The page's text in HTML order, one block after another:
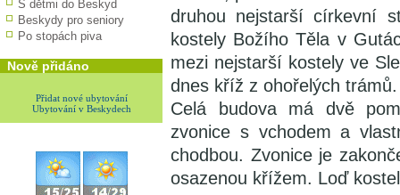
S dětmi do Beskyd
Beskydy pro seniory
Po stopách piva
Nově přidáno
Přidat nové ubytování
Ubytování v Beskydech
druhou nejstarší církevní
kostely Božího Těla v
mezi nejstarší kostely ve
dnes kříž z ohořelých trámů.
Celá budova má dvě
zvonice s vchodem a
chodbou. Zvonice je
osazenou křížem. Loď